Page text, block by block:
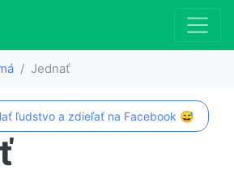
Jednať
ľudstvo a zdieľať na Facebook 😅